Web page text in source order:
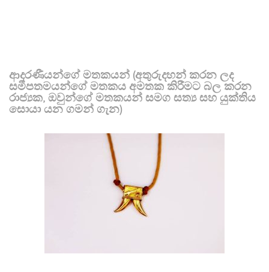
ආදරණීයන්ගේ මතකයන් (අතුරුදහන් කරන ලද
සමීපතමයන්ගේ මතකය අමතක කිරීමට බල කරන
රාජ්‍යක, ඔවුන්ගේ මතකයන් සමග සත්‍ය සහ යුක්තිය
සොයා යන ගමන් ගැන)